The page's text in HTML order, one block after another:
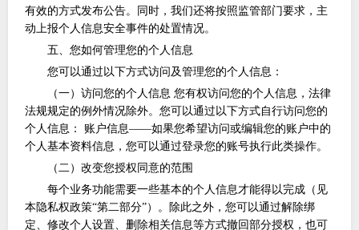
有效的方式发布公告。同时，我们还将按照监管部门要求，主
动上报个人信息安全事件的处置情况。
五、您如何管理您的个人信息
您可以通过以下方式访问及管理您的个人信息：
（一）访问您的个人信息 您有权访问您的个人信息，法律
法规规定的例外情况除外。您可以通过以下方式自行访问您的
个人信息： 账户信息——如果您希望访问或编辑您的账户中的
个人基本资料信息，您可以通过登录您的账号执行此类操作。
（二）改变您授权同意的范围
每个业务功能需要一些基本的个人信息才能得以完成（见
本隐私权政策“第二部分”）。除此之外，您可以通过解除绑
定、修改个人设置、删除相关信息等方式撤回部分授权，也可